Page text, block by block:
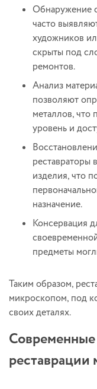
Обнаружение
часто
художников
скрыты под
ремонтов.
Анализ
позволяют
металлов, что
уровень и
реставраторы
изделия, что
назначение.
Консервация
предметы
Таким образом,
микроскопом, под
своих деталях.
реставрации